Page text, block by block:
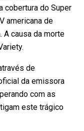
cobertura do Super
americana de
A causa da morte
de
da emissora
com as
este trágico